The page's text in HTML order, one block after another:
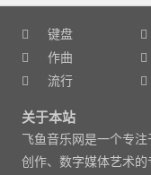
键盘
作曲
流行
关于本站
飞鱼音乐网是一个专
创作、数字媒体艺术